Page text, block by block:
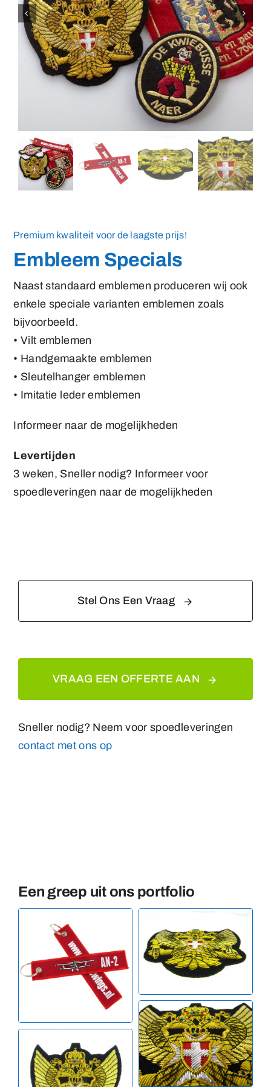
Medailles
Magneten
Premium kwaliteit voor de laagste prijs!
Embleem Specials
Naast standaard emblemen produceren wij ook
enkele speciale varianten emblemen zoals
bijvoorbeeld.
• Vilt emblemen
• Handgemaakte emblemen
• Sleutelhanger emblemen
• Imitatie leder emblemen
Informeer naar de mogelijkheden
Levertijden
3 weken, Sneller nodig? Informeer voor
spoedleveringen naar de mogelijkheden
Stel Ons Een Vraag
VRAAG EEN OFFERTE AAN
Sneller nodig? Neem voor spoedleveringen
contact met ons op
Een greep uit ons portfolio